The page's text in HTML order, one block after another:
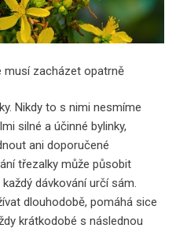
musí zacházet opatrně
Nikdy to s nimi nesmíme
silné a účinné bylinky,
ani doporučené
třezalky může působit
dávkování určí sám.
dlouhodobě, pomáhá sice
krátkodobé s následnou